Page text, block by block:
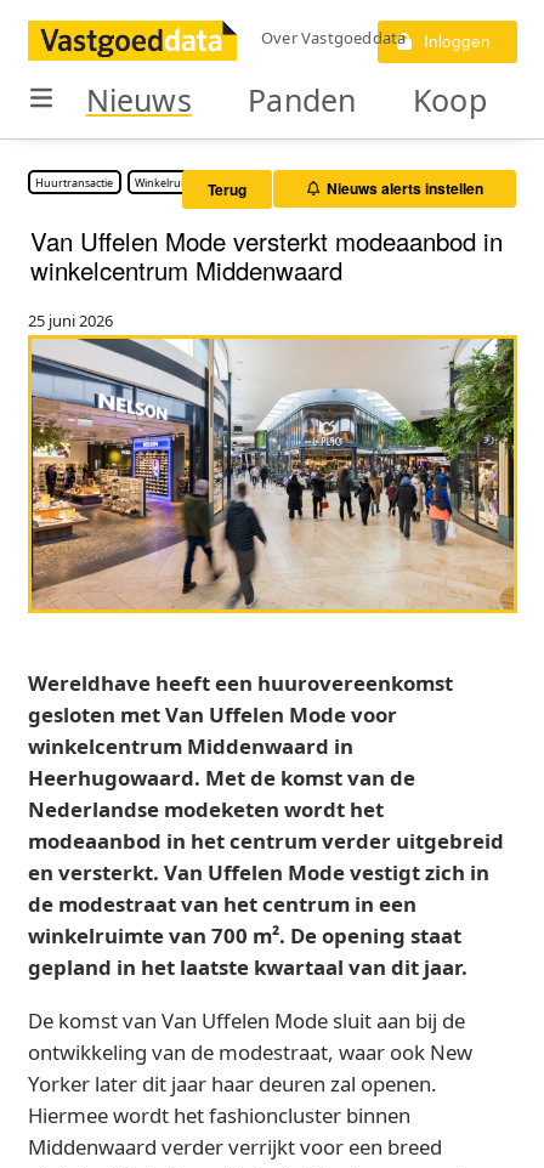
Over Vastgoeddata Inloggen
Nieuws Panden Koop
Huurtransactie Winkelruimte Terug Nieuws alerts instellen
Van Uffelen Mode versterkt modeaanbod in
winkelcentrum Middenwaard
25 juni 2026
Wereldhave heeft een huurovereenkomst
gesloten met Van Uffelen Mode voor
winkelcentrum Middenwaard in
Heerhugowaard. Met de komst van de
Nederlandse modeketen wordt het
modeaanbod in het centrum verder uitgebreid
en versterkt. Van Uffelen Mode vestigt zich in
de modestraat van het centrum in een
winkelruimte van 700 m². De opening staat
gepland in het laatste kwartaal van dit jaar.
De komst van Van Uffelen Mode sluit aan bij de
ontwikkeling van de modestraat, waar ook New
Yorker later dit jaar haar deuren zal openen.
Hiermee wordt het fashioncluster binnen
Middenwaard verder verrijkt voor een breed